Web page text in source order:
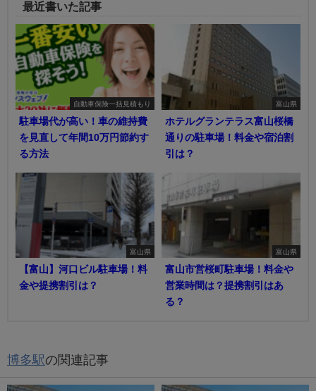
最近書いた記事
自動車保険一括見積もり
駐車場代が高い！車の維持費
を見直して年間10万円節約す
る方法
富山県
ホテルグランテラス富山桜橋
通りの駐車場！料金や宿泊割
引は？
富山県
【富山】河口ビル駐車場！料
金や提携割引は？
富山県
富山市営桜町駐車場！料金や
営業時間は？提携割引はあ
る？
博多駅の関連記事